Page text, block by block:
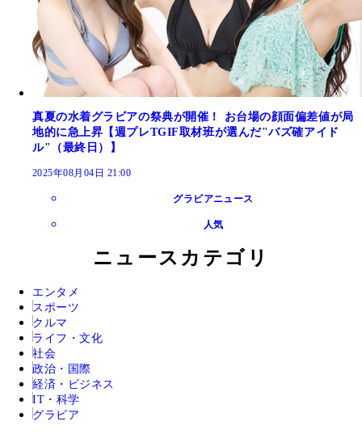
真夏の水着グラビアの祭典が開催！ お台場の顔面偏差値が局
地的に急上昇【週プレTGIF取材班が選んだ"バズ確アイド
ル"（最終日）】
2025年08月04日 21:00
グラビアニュース
人気
ニュースカテゴリ
エンタメ
スポーツ
クルマ
ライフ・文化
社会
政治・国際
経済・ビジネス
IT・科学
グラビア